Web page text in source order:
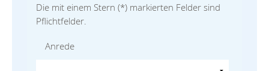
Die mit einem Stern (*) markierten Felder sind
Pflichtfelder.
Anrede